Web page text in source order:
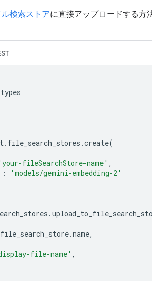
検索ストアに直接アップロードする方
types
. file_search_stores .create(
fileSearchStore-name' ,
:
'models/gemini-embedding-2'
.
file_search_store.name,
file-name' ,